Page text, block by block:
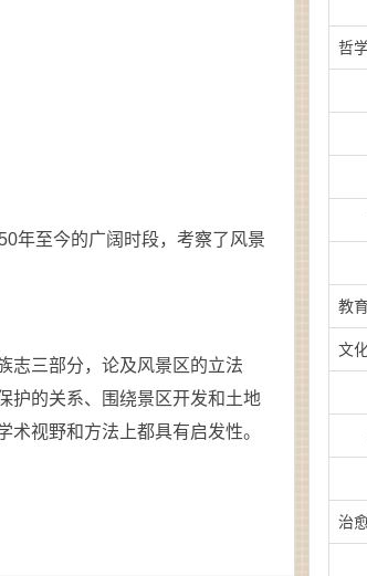
年至今的广阔时段，考察了风景
志三部分，论及风景区的立法
护的关系、围绕景区开发和土地
视野和方法上都具有启发性。
哲
教
文
治